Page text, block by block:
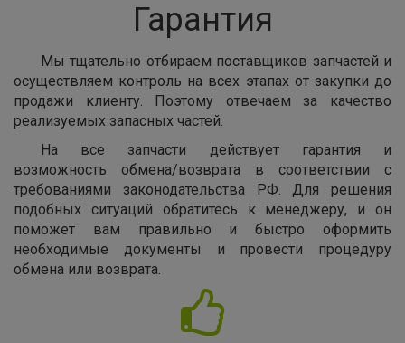
Гарантия
Мы тщательно отбираем поставщиков запчастей и
осуществляем контроль на всех этапах от закупки до
продажи клиенту. Поэтому отвечаем за качество
реализуемых запасных частей.
На все запчасти действует гарантия и
возможность обмена/возврата в соответствии с
требованиями законодательства РФ. Для решения
подобных ситуаций обратитесь к менеджеру, и он
поможет вам правильно и быстро оформить
необходимые документы и провести процедуру
обмена или возврата.